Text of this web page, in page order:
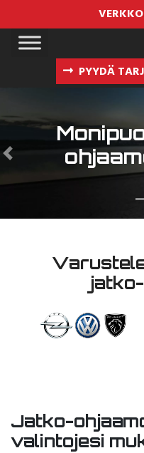
PYYDÄ
Previous
Jatko-
valintojesi